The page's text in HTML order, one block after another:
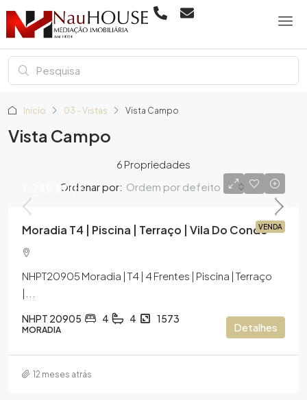
Início 03 - Vistas Vista Campo
Vista Campo
6 Propriedades
Ordenar por: Ordem por defeito
VENDA
1.249.800€
Moradia T4 | Piscina | Terraço | Vila Do Conde
NHPT20905 Moradia | T4 | 4 Frentes | Piscina | Terraço
|...
NHPT 20905 4 4 1573
MORADIA Detalhes
12 meses atrás